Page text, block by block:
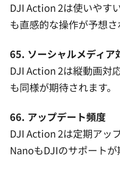
DJI Action 2は使いやす
も直感的な操作が予想さ
65. ソーシャルメディア
DJI Action 2は縦動画対
も同様が期待されます。
66. アップデート頻度
DJI Action 2は定期アッ
NanoもDJIのサポートが